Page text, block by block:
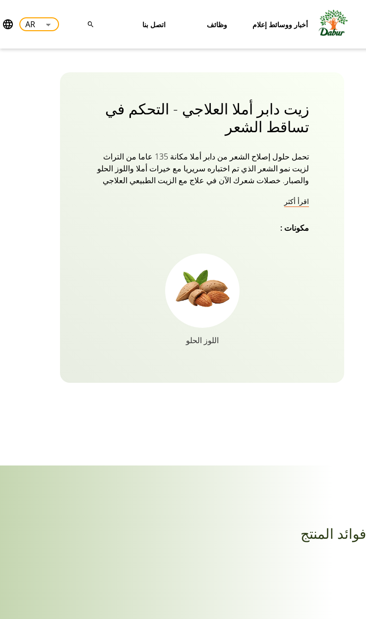
أخبار ووسائط إعلام وظائف اتصل بنا
زيت دابر أملا العلاجي - التحكم في
تساقط الشعر
تحمل حلول إصلاح الشعر من دابر أملا مكانة 135 عاما من التراث
لزيت نمو الشعر الذي تم اختباره سريريا مع خيرات أملا واللوز الحلو
والصبار. خصلات شعرك الآن في علاج مع الزيت الطبيعي العلاجي
ستعشقها.
اقرأ أكثر
مكونات :
اللوز الحلو
فوائد المنتج